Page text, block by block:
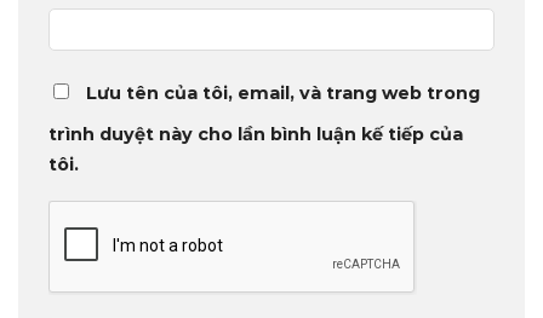
Lưu tên của tôi, email, và trang web trong
trình duyệt này cho lần bình luận kế tiếp của
tôi.